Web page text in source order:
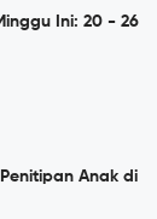
Ini: 20 - 26
Anak di